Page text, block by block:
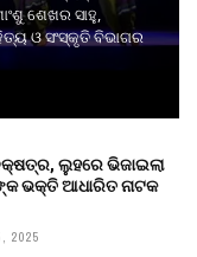
ଶେଖର ସାହୁ,
ଓ ସଂସ୍କୃତି ବିଭାଗର
ଲୁହରେ ଭିଜାଇଲା
ଭକ୍ତି ଆଧାରିତ ନାଟକ
2025